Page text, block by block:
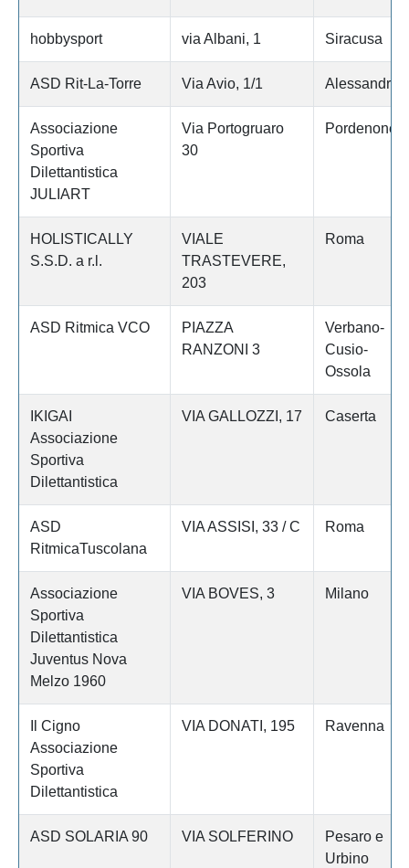
hobbysport via Albani, 1 Siracusa
ASD Rit-La-Torre Via Avio, 1/1 Alessandria
Associazione
Sportiva
Dilettantistica
JULIART
Via Portogruaro
30
Pordenone
HOLISTICALLY
S.S.D. a r.l.
VIALE
TRASTEVERE,
203
Roma
ASD Ritmica VCO
PIAZZA
RANZONI 3
Verbano-
Cusio-
Ossola
IKIGAI
Associazione
Sportiva
Dilettantistica
VIA GALLOZZI, 17 Caserta
ASD
RitmicaTuscolana
VIA ASSISI, 33 / C Roma
Associazione
Sportiva
Dilettantistica
Juventus Nova
Melzo 1960
VIA BOVES, 3 Milano
Il Cigno
Associazione
Sportiva
Dilettantistica
VIA DONATI, 195 Ravenna
ASD SOLARIA 90 VIA SOLFERINO
Pesaro e
Urbino